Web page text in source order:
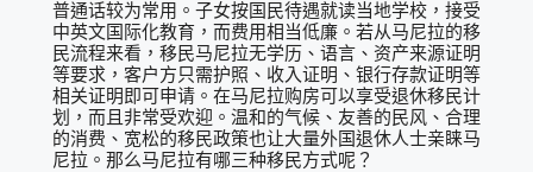
普通话较为常用。子女按国民待遇就读当地学校，接受
中英文国际化教育，而费用相当低廉。若从马尼拉的移
民流程来看，移民马尼拉无学历、语言、资产来源证明
等要求，客户方只需护照、收入证明、银行存款证明等
相关证明即可申请。在马尼拉购房可以享受退休移民计
划，而且非常受欢迎。温和的气候、友善的民风、合理
的消费、宽松的移民政策也让大量外国退休人士亲睐马
尼拉。那么马尼拉有哪三种移民方式呢？